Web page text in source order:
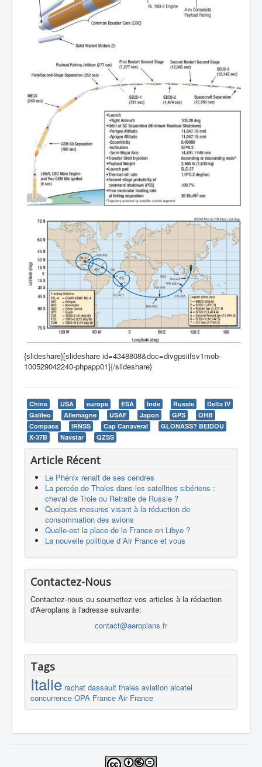
{slideshare}[slideshare id=4348808&doc=divgpsiifsv1mob-
100529042240-phpapp01]{/slideshare}
Chine USA europe ESA Inde Russie
Delta IV
Galileo
Allemagne USAF Japon GPS
OHB
Compass
IRNSS Cap Canaveral
GLONASS? BEIDOU
X-37B
Navstar QZSS
Article Récent
Le Phénix renait de ses cendres
La percée de Thales dans les satellites sibériens :
cheval de Troie ou Retraite de Russie ?
Quelques mesures visant à la réduction de
consommation des avions
Quelle-est la place de la France en Libye ?
La nouvelle politique d´Air France et vous
Contactez-Nous
Contactez-nous ou soumettez vos articles à la rédaction
d'Aeroplans à l'adresse suivante:
contact@aeroplans.fr
Tags
Italie rachat dassault thales aviation alcatel
concurrence OPA France Air France